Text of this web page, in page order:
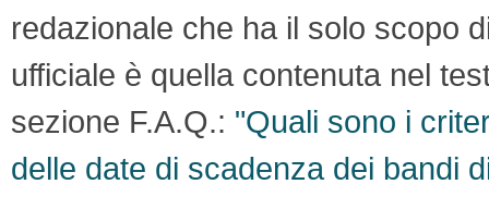
redazionale che ha il solo scopo
ufficiale è quella contenuta nel
sezione F.A.Q.: "Quali sono i
delle date di scadenza dei bandi